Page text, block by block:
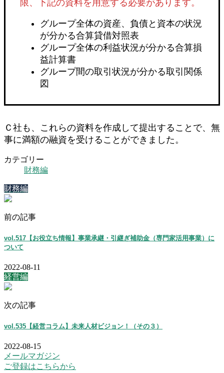
限、下記の資料を用意する必要があります。
グループ全体の資産、負債と資本の状況
が分かる合算貸借対照表
グループ全体の利益状況が分かる合算損
益計算書
グループ間の取引状況が分かる取引関係
図
Ｃ社も、これらの資料を作成して提出することで、無
事に満額の融資を受けることができました。
カテゴリー
財務編
財務編
前の記事
vol.517【お役立ち情報】事業承継・引継ぎ補助金（専門家活用事業）に
ついて
2022-08-11
経営編
次の記事
vol.535【経営コラム】未来人材ビジョン！（その３）
2022-08-15
メールマガジン
ご登録はこちらから